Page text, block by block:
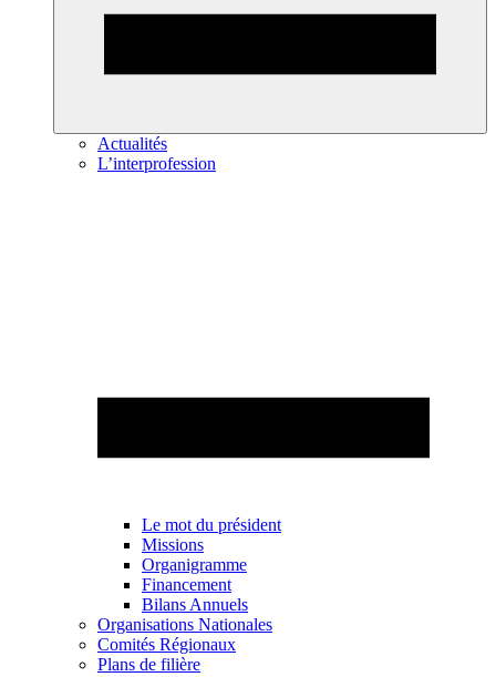
Actualités
L’interprofession
Le mot du président
Missions
Organigramme
Financement
Bilans Annuels
Organisations Nationales
Comités Régionaux
Plans de filière